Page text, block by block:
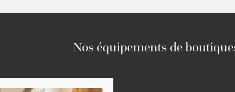
Nos équipements de